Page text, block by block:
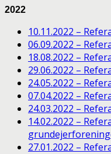
2022
10.11.2022 –
06.09.2022 –
18.08.2022 –
29.06.2022 –
24.05.2022 –
07.04.2022 –
24.03.2022 –
14.02.2022 –
27.01.2022 –